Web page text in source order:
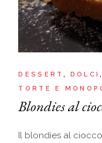
DESSERT DOLCI
TORTE E
Blondies al
Il blondies al